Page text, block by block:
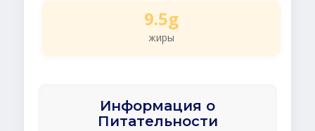
9.5g
жиры
Информация о
Питательности